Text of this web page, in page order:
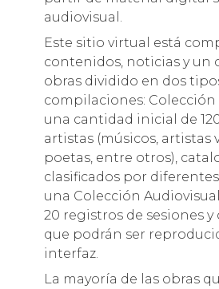
audiovisual.
Este sitio virtual está
contenidos, noticias y un
obras dividido en dos
compilaciones: Colección
una cantidad inicial de
artistas (músicos, artistas
poetas, entre otros),
clasificados por
una Colección
20 registros de sesiones y
que podrán ser
interfaz.
La mayoría de las obras